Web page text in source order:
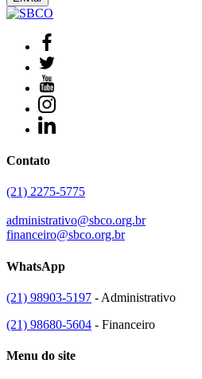
Contato
(21) 2275-5775
administrativo@sbco.org.br
financeiro@sbco.org.br
WhatsApp
(21) 98903-5197 - Administrativo
(21) 98680-5604 - Financeiro
Menu do site